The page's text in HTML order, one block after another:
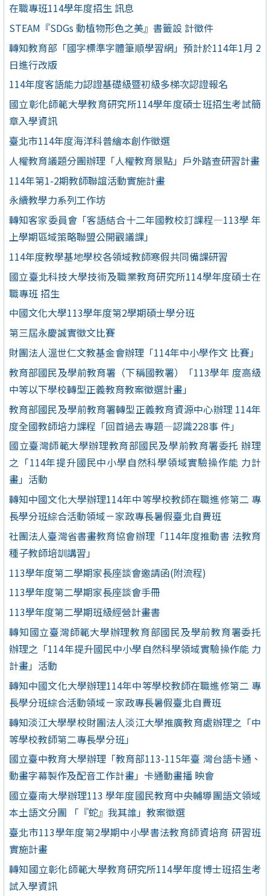
在職專班114學年度招生 訊息
STEAM『SDGs 動植物形色之美』書籤設 計徵件
轉知教育部「國字標準字體筆順學習網」預計於114年1月 2
日進行改版
114年度客語能力認證基礎級暨初級多梯次認證報名
國立彰化師範大學教育研究所114學年度碩士班招生考試簡
章入學資訊
臺北市114年度海洋科普繪本創作徵選
人權教育議題分團辦理「人權教育景點」戶外踏查研習計畫
114年第1-2期教師聯誼活動實施計畫
永續教學力系列工作坊
轉知客家委員會「客語結合十二年國教校訂課程—113學 年
上學期區域策略聯盟公開觀議課」
114年度教學基地學校各領域教師寒假共同備課研習
國立臺北科技大學技術及職業教育研究所114學年度碩士在
職專班 招生
中國文化大學113學年度第2學期碩士學分班
第三屆永慶誠實徵文比賽
財團法人溫世仁文教基金會辦理「114年中小學作文 比賽」
教育部國民及學前教育署（下稱國教署）「113學年 度高級
中等以下學校轉型正義教育教案徵選計畫」
教育部國民及學前教育署轉型正義教育資源中心辦理 114年
度全國教師培力課程「回首過去專題—認識228事 件」
國立臺灣師範大學辦理教育部國民及學前教育署委托 辦理
之「114年提升國民中小學自然科學領域實驗操作能 力計
畫」活動
轉知中國文化大學辦理114年中等學校教師在職進修第二 專
長學分班綜合活動領域－家政專長暑假臺北自費班
社團法人臺灣省書畫教育協會辦理「114年度推動書 法教育
種子教師培訓講習」
113學年度第二學期家長座談會邀請函(附流程)
113學年度第二學期家長座談會手冊
113學年度第二學期班級經營計畫書
轉知國立臺灣師範大學辦理教育部國民及學前教育署委托
辦理之「114年提升國民中小學自然科學領域實驗操作能 力
計畫」活動
轉知中國文化大學辦理114年中等學校教師在職進修第二 專
長學分班綜合活動領域－家政專長暑假臺北自費班
轉知淡江大學學校財團法人淡江大學推廣教育處辦理之「中
等學校教師第二專長學分班」
國立臺中教育大學辦理「教育部113-115年臺 灣台語卡通、
動畫字幕製作及配音工作計畫」卡通動畫播 映會
國立臺南大學辦理113 學年度國民教育中央輔導團語文領域
本土語文分團 「『蛇』我其誰」教案徵選
臺北市113學年度第2學期中小學書法教育師資培育 研習班
實施計畫
轉知國立彰化師範大學教育研究所114學年度博士班招生考
試入學資訊